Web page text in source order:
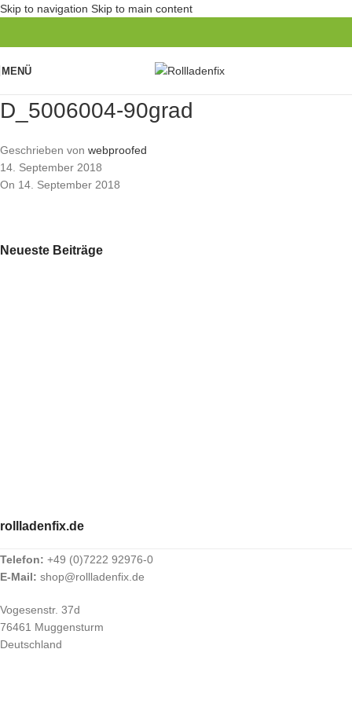
Skip to navigation Skip to main content
MENÜ
D_5006004-90grad
Geschrieben von webproofed
14. September 2018
On 14. September 2018
Neueste Beiträge
rollladenfix.de
Telefon: +49 (0)7222 92976-0
E-Mail: shop@rollladenfix.de
Vogesenstr. 37d
76461 Muggensturm
Deutschland